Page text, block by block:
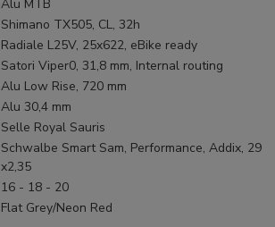
Alu MTB
Shimano TX505, CL, 32h
Radiale L25V, 25x622, eBike ready
Satori Viper0, 31,8 mm, Internal routing
Alu Low Rise, 720 mm
Alu 30,4 mm
Selle Royal Sauris
Schwalbe Smart Sam, Performance, Addix, 29
x2,35
16 - 18 - 20
Flat Grey/Neon Red